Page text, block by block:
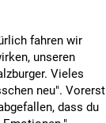
fahren wir
unseren
Vieles
neu". Vorerst
dass du